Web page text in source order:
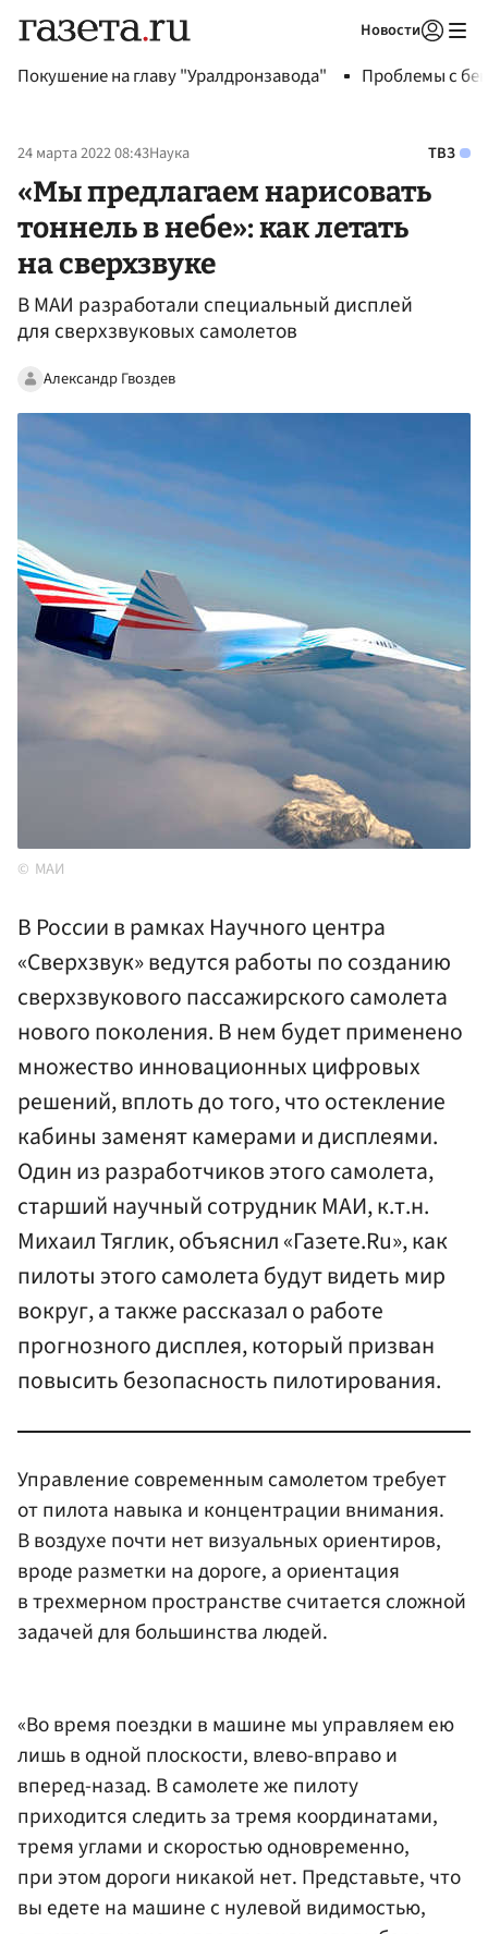
Новости
Покушение на главу "Уралдронзавода" Проблемы с
24 марта 2022 08:43Наука ТВЗ
«Мы предлагаем нарисовать
тоннель в небе»: как летать
на сверхзвуке
В МАИ разработали специальный дисплей
для сверхзвуковых самолетов
Александр Гвоздев
МАИ
В России в рамках Научного центра
«Сверхзвук» ведутся работы по созданию
сверхзвукового пассажирского самолета
нового поколения. В нем будет применено
множество инновационных цифровых
решений, вплоть до того, что остекление
кабины заменят камерами и дисплеями.
Один из разработчиков этого самолета,
старший научный сотрудник МАИ, к.т.н.
Михаил Тяглик, объяснил «Газете.Ru», как
пилоты этого самолета будут видеть мир
вокруг, а также рассказал о работе
прогнозного дисплея, который призван
повысить безопасность пилотирования.
Управление современным самолетом требует
от пилота навыка и концентрации внимания.
В воздухе почти нет визуальных ориентиров,
вроде разметки на дороге, а ориентация
в трехмерном пространстве считается сложной
задачей для большинства людей.
«Во время поездки в машине мы управляем ею
лишь в одной плоскости, влево-вправо и
вперед-назад. В самолете же пилоту
приходится следить за тремя координатами,
тремя углами и скоростью одновременно,
при этом дороги никакой нет. Представьте, что
вы едете на машине с нулевой видимостью,